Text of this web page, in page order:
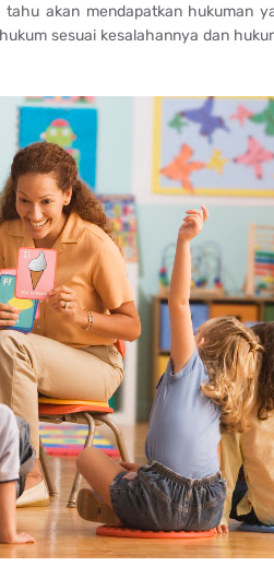
akan mendapatkan hukuman
sesuai kesalahannya dan